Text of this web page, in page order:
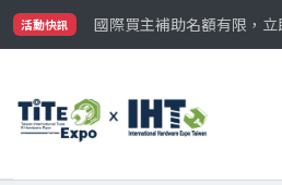
活動快訊
國際買主補助名額有限，立
參觀門票開放申請中‼️